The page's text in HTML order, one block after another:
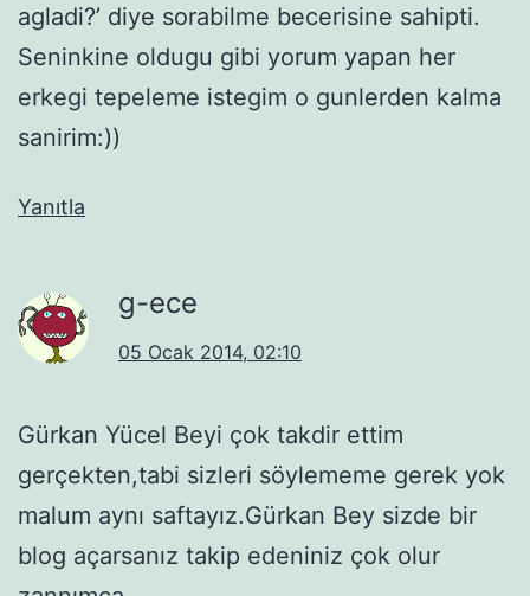
agladi?’ diye sorabilme becerisine sahipti.
Seninkine oldugu gibi yorum yapan her
erkegi tepeleme istegim o gunlerden kalma
sanirim:))
Yanıtla
g-ece
05 Ocak 2014, 02:10
Gürkan Yücel Beyi çok takdir ettim
gerçekten,tabi sizleri söylememe gerek yok
malum aynı saftayız.Gürkan Bey sizde bir
blog açarsanız takip edeniniz çok olur